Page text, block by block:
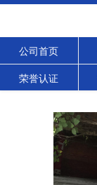
公司首页
荣誉认证